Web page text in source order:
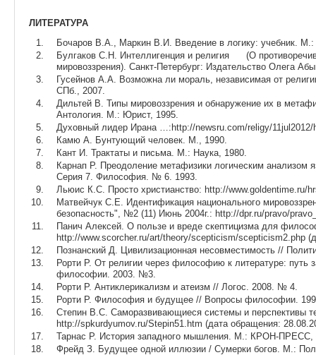
ЛИТЕРАТУРА
Бочаров В.А., Маркин В.И. Введение в логику: учебник.
Булгаков С.Н. Интеллигенция и религия (О
мировоззрения). Санкт-Петербург: Издательство Олега
Гусейнов А.А. Возможна ли мораль, независимая от
СПб., 2007.
Дильтей В. Типы мировоззрения и обнаружение их в
Антология. М.: Юрист, 1995.
Духовный лидер Ирана …:http://newsru.com/religy/11jul2012/
Камю А. Бунтующий человек. М., 1990.
Кант И. Трактаты и письма. М.: Наука, 1980.
Карнап Р. Преодоление метафизики логическим анализом
Серия 7. Философия. № 6. 1993.
Льюис К.С. Просто христианство: http://www.goldentime.ru/
Матвейчук С.Е. Идентификация национального
безопасность", №2 (11) Июнь 2004г.: http://dpr.ru/pravo/
Панич Алексей. О пользе и вреде скептицизма для
http://www.scorcher.ru/art/theory/scepticism/scepticism2.php
Познанский Д. Цивилизационная несовместимость //
Рорти Р. От религии через философию к литературе: путь
философии. 2003. №3.
Рорти Р. Антиклерикализм и атеизм // Логос. 2008. № 4.
Рорти Р. Философия и будущее // Вопросы философии.
Степин В.С. Саморазвивающиеся системы и перспективы
http://spkurdyumov.ru/Stepin51.htm (дата обращения:
Тарнас Р. История западного мышления. М.: КРОН-ПРЕСС,
Фрейд З. Будущее одной иллюзии / Сумерки богов. М.: